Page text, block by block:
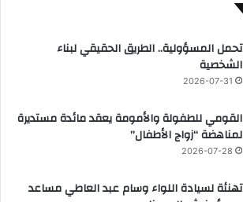
تحمل المسؤولية.. الطريق الحقيقي لبناء
الشخصية
2026-07-31
القومي للطفولة والأمومة يعقد مائدة مستديرة
لمناهضة “زواج الأطفال”
2026-07-28
تهنئة لسيادة اللواء وسام عبد العاطي مساعد